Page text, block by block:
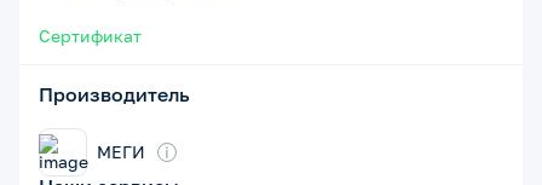
Сертификат
Производитель
МЕГИ i